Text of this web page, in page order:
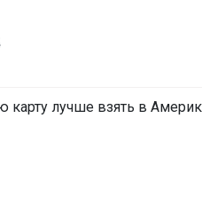
карту лучше взять в